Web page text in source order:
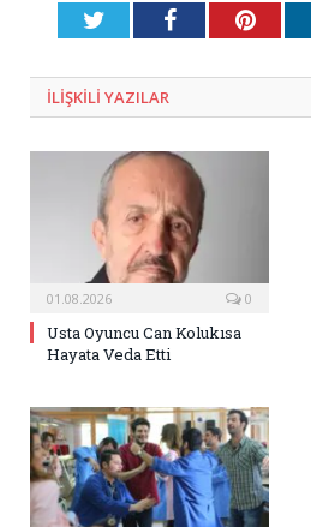
TwitterFacebook
ILIŞKILI YAZILAR
01.08.2026 0
Usta Oyuncu Can Kolukısa
Hayata Veda Etti